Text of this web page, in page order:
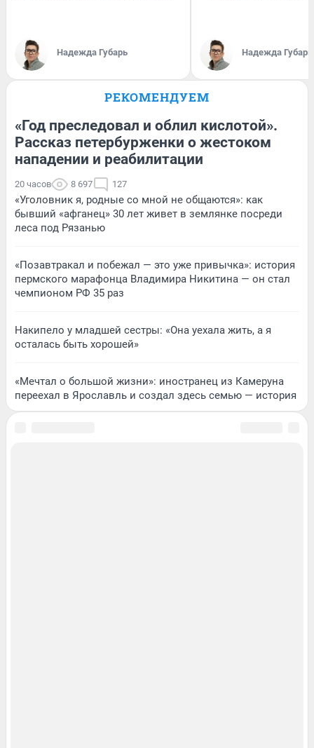
Надежда Губарь Надежда Губарь
РЕКОМЕНДУЕМ
«Год преследовал и облил кислотой».
Рассказ петербурженки о жестоком
нападении и реабилитации
20 часов 8 697 127
«Уголовник я, родные со мной не общаются»: как
бывший «афганец» 30 лет живет в землянке посреди
леса под Рязанью
«Позавтракал и побежал — это уже привычка»: история
пермского марафонца Владимира Никитина — он стал
чемпионом РФ 35 раз
Накипело у младшей сестры: «Она уехала жить, а я
осталась быть хорошей»
«Мечтал о большой жизни»: иностранец из Камеруна
переехал в Ярославль и создал здесь семью — история